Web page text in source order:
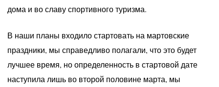
дома и во славу спортивного туризма.
В наши планы входило стартовать на мартовские
праздники, мы справедливо полагали, что это будет
лучшее время, но определенность в стартовой дате
наступила лишь во второй половине марта, мы